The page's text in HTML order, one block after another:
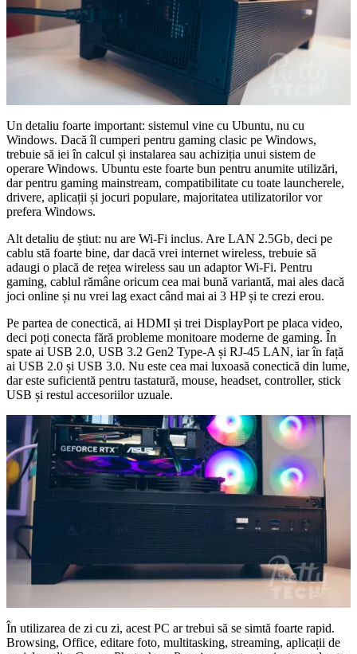
Un detaliu foarte important: sistemul vine cu Ubuntu, nu cu
Windows. Dacă îl cumperi pentru gaming clasic pe Windows,
trebuie să iei în calcul și instalarea sau achiziția unui sistem de
operare Windows. Ubuntu este foarte bun pentru anumite utilizări,
dar pentru gaming mainstream, compatibilitate cu toate launcherele,
drivere, aplicații și jocuri populare, majoritatea utilizatorilor vor
prefera Windows.
Alt detaliu de știut: nu are Wi-Fi inclus. Are LAN 2.5Gb, deci pe
cablu stă foarte bine, dar dacă vrei internet wireless, trebuie să
adaugi o placă de rețea wireless sau un adaptor Wi-Fi. Pentru
gaming, cablul rămâne oricum cea mai bună variantă, mai ales dacă
joci online și nu vrei lag exact când mai ai 3 HP și te crezi erou.
Pe partea de conectică, ai HDMI și trei DisplayPort pe placa video,
deci poți conecta fără probleme monitoare moderne de gaming. În
spate ai USB 2.0, USB 3.2 Gen2 Type-A și RJ-45 LAN, iar în față
ai USB 2.0 și USB 3.0. Nu este cea mai luxoasă conectică din lume,
dar este suficientă pentru tastatură, mouse, headset, controller, stick
USB și restul accesoriilor uzuale.
În utilizarea de zi cu zi, acest PC ar trebui să se simtă foarte rapid.
Browsing, Office, editare foto, multitasking, streaming, aplicații de